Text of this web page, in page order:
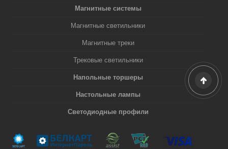
Магнитные системы
Магнитные светильники
Магнитные треки
Трековые светильники
Напольные торшеры
Настольные лампы
Светодиодные профили